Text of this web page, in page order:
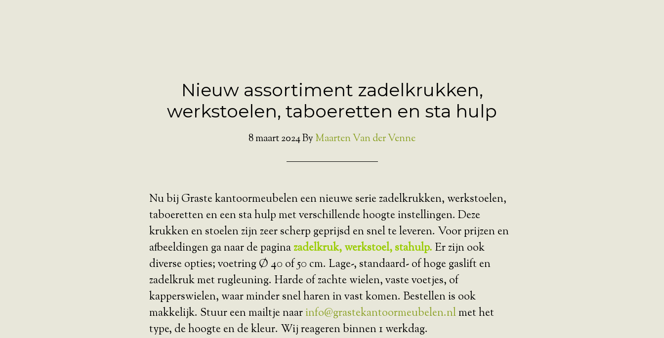
Nieuw assortiment zadelkrukken,
werkstoelen, taboeretten en sta hulp
8 maart 2024By Maarten Van der Venne
Nu bij Graste kantoormeubelen een nieuwe serie zadelkrukken, werkstoelen,
taboeretten en een sta hulp met verschillende hoogte instellingen. Deze
krukken en stoelen zijn zeer scherp geprijsd en snel te leveren. Voor prijzen en
afbeeldingen ga naar de paginazadelkruk, werkstoel, stahulp. Er zijn ook
diverse opties; voetring Ø 40 of 50 cm. Lage-, standaard- of hoge gaslift en
zadelkruk met rugleuning. Harde of zachte wielen, vaste voetjes, of
kapperswielen, waar minder snel haren in vast komen. Bestellen is ook
makkelijk. Stuur een mailtje naarinfo@grastekantoormeubelen.nlmet het
type, de hoogte en de kleur. Wij reageren binnen 1 werkdag.